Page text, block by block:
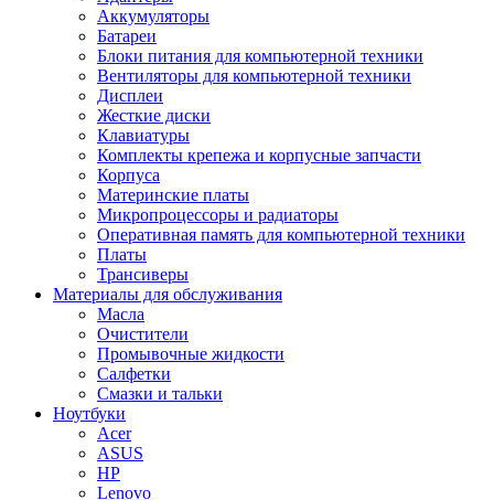
Аккумуляторы
Батареи
Блоки питания для компьютерной техники
Вентиляторы для компьютерной техники
Дисплеи
Жесткие диски
Клавиатуры
Комплекты крепежа и корпусные запчасти
Корпуса
Материнские платы
Микропроцессоры и радиаторы
Оперативная память для компьютерной техники
Платы
Трансиверы
Материалы для обслуживания
Масла
Очистители
Промывочные жидкости
Салфетки
Смазки и тальки
Ноутбуки
Acer
ASUS
HP
Lenovo